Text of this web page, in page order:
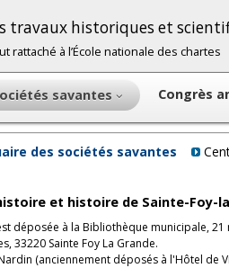
travaux historiques et
rattaché à l’École nationale des chartes
savantes Congrès
des sociétés savantes
et histoire de Sainte-Foy-la-
déposée à la Bibliothèque municipale, 21
33220 Sainte Foy La Grande.
(anciennement déposés à l'Hôtel de